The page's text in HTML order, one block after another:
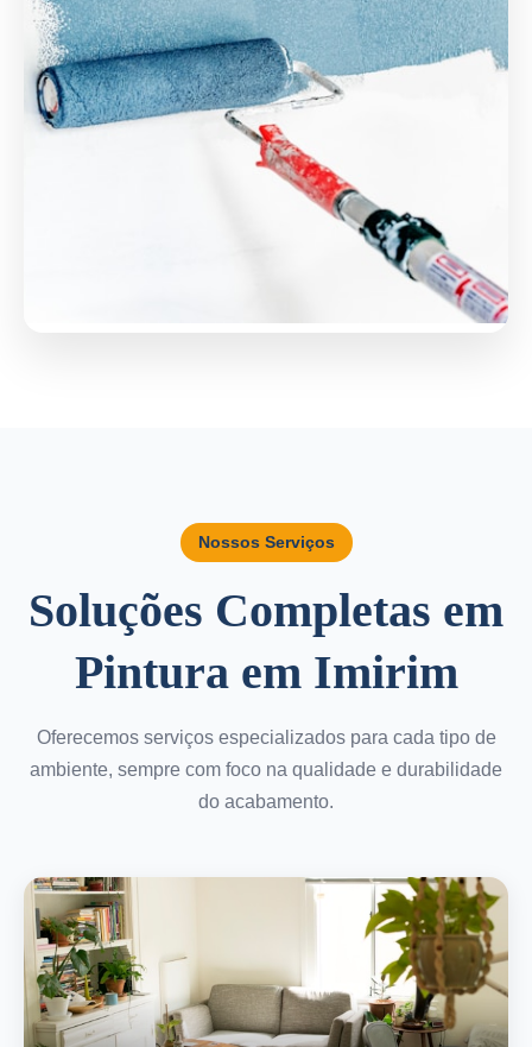
Nossos Serviços
Soluções Completas em
Pintura em Imirim
Oferecemos serviços especializados para cada tipo de
ambiente, sempre com foco na qualidade e durabilidade
do acabamento.